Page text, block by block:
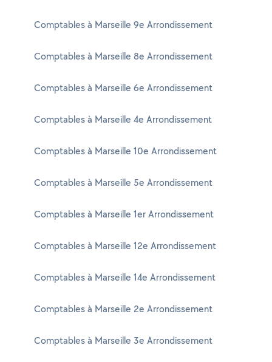
Comptables à Marseille 9e Arrondissement
Comptables à Marseille 8e Arrondissement
Comptables à Marseille 6e Arrondissement
Comptables à Marseille 4e Arrondissement
Comptables à Marseille 10e Arrondissement
Comptables à Marseille 5e Arrondissement
Comptables à Marseille 1er Arrondissement
Comptables à Marseille 12e Arrondissement
Comptables à Marseille 14e Arrondissement
Comptables à Marseille 2e Arrondissement
Comptables à Marseille 3e Arrondissement